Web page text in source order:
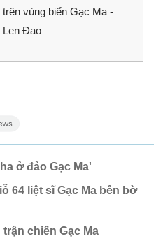
trên vùng biển Gạc Ma -
Len Đao
ở đảo Gạc Ma'
64 liệt sĩ Gạc Ma bên bờ
chiến Gạc Ma